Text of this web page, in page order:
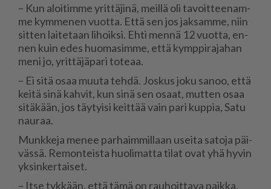
– Kun aloi­tim­me yrit­tä­ji­nä, meil­lä oli ta­voit­tee­nam­
me kym­me­nen vuot­ta. Et­tä sen jos jak­sam­me, niin
sit­ten lai­te­taan li­hoik­si. Eh­ti men­nä 12 vuot­ta, en­
nen kuin edes huo­ma­sim­me, et­tä kymp­pi­ra­ja­han
meni jo, yrit­tä­jä­pa­ri to­te­aa.
– Ei sitä osaa muu­ta teh­dä. Jos­kus joku sa­noo, et­tä
kei­tä sinä kah­vit, kun sinä sen osaat, mut­ten osaa
si­tä­kään, jos täy­tyi­si keit­tää vain pari kup­pia, Satu
nau­raa.
Munk­ke­ja me­nee par­haim­mil­laan usei­ta sa­to­ja päi­
väs­sä. Re­mon­teis­ta huo­li­mat­ta ti­lat ovat yhä hy­vin
yk­sin­ker­tai­set.
– It­se tyk­kään, et­tä tämä on rau­hoit­ta­va paik­ka.